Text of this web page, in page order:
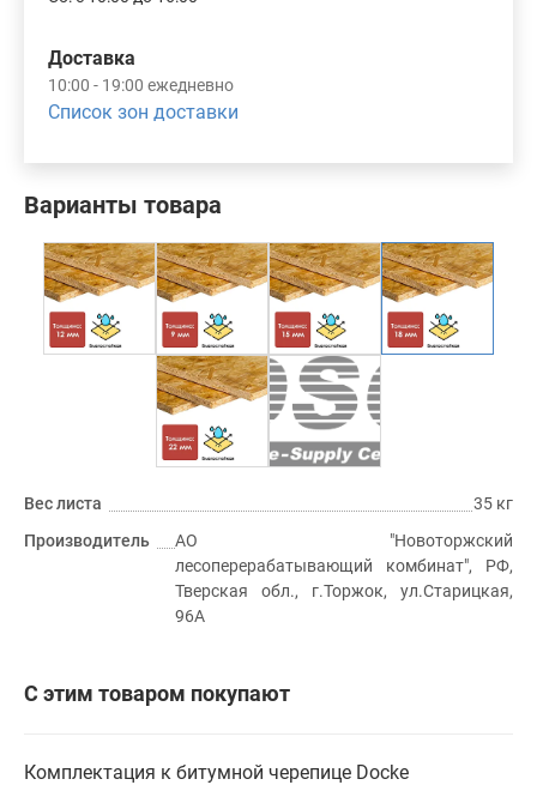
Варианты товара
Вес листа
35 кг
Производитель
АО "Новоторжский
лесоперерабатывающий комбинат", РФ,
Тверская обл., г.Торжок, ул.Старицкая,
96А
С этим товаром покупают
Комплектация к битумной черепице Docke
Доставка
10:00 - 19:00 ежедневно
Список зон доставки